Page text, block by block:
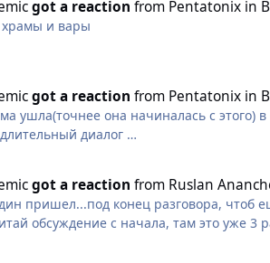
ну и вдобавок ко всему выделю
сервера, хотя на практике уже видим
руби щас раскол, который конечно
сервера где я играю
имеем толпу беженцев с рубина
за ушей руби, то там фул чилл
ги ушей тоже чиллят и иногда
скажу про технологическое
грока в варспире, который
+ знаю гильдии, в которых уже давно
условный жнец Свича не имба, а
как минимум по двум причинам: 1)Это в
сказать что жнецы из-за лысика
же это работает и в сторону вара. Да
что эти ребята уникумы своих
них есть львиная доля дефолтных
got a reaction from Pentatonix in
храмы и вары
got a reaction from Pentatonix in
ушла(точнее она начиналась с
диалог
got a reaction from Ruslan
пришел...под конец разговора, чтоб
обсуждение с начала, там это уже 3